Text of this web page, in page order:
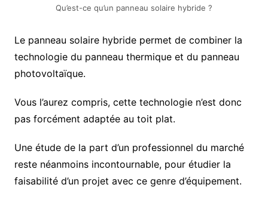
Qu’est-ce qu’un panneau solaire hybride ?
Le panneau solaire hybride permet de combiner la
technologie du panneau thermique et du panneau
photovoltaïque.
Vous l’aurez compris, cette technologie n’est donc
pas forcément adaptée au toit plat.
Une étude de la part d’un professionnel du marché
reste néanmoins incontournable, pour étudier la
faisabilité d’un projet avec ce genre d’équipement.